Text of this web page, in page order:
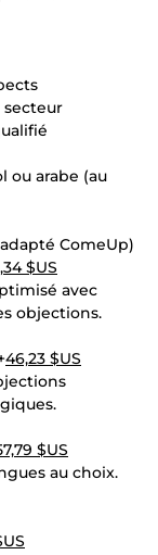
secteur
ou arabe (au
ComeUp)
$US
avec
objections.
46,23 $US
$US
au choix.